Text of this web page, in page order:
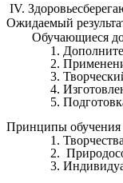
IV.
Ожидаемый
Обучающиеся
Принципы обучения